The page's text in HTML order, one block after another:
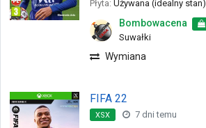
Płyta: Używana (idealny stan)
Bombowacena
Suwałki
Wymiana
FIFA 22
XSX
7 dni temu